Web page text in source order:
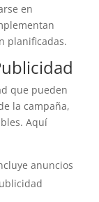
en
planificadas.
que pueden
la campaña,
Aquí
anuncios